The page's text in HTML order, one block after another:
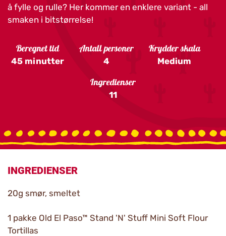
å fylle og rulle? Her kommer en enklere variant - all
smaken i bitstørrelse!
Beregnet tid
45 minutter
Antall personer
4
Krydder skala
Medium
Ingredienser
11
INGREDIENSER
20g smør, smeltet
1 pakke Old El Paso™ Stand 'N' Stuff Mini Soft Flour
Tortillas